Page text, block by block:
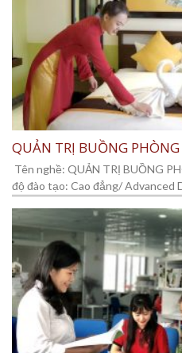
QUẢN TRỊ BUỒNG PHÒNG
Tên nghề: QUẢN TRỊ BUỒNG
độ đào tạo: Cao đẳng/ Advanced